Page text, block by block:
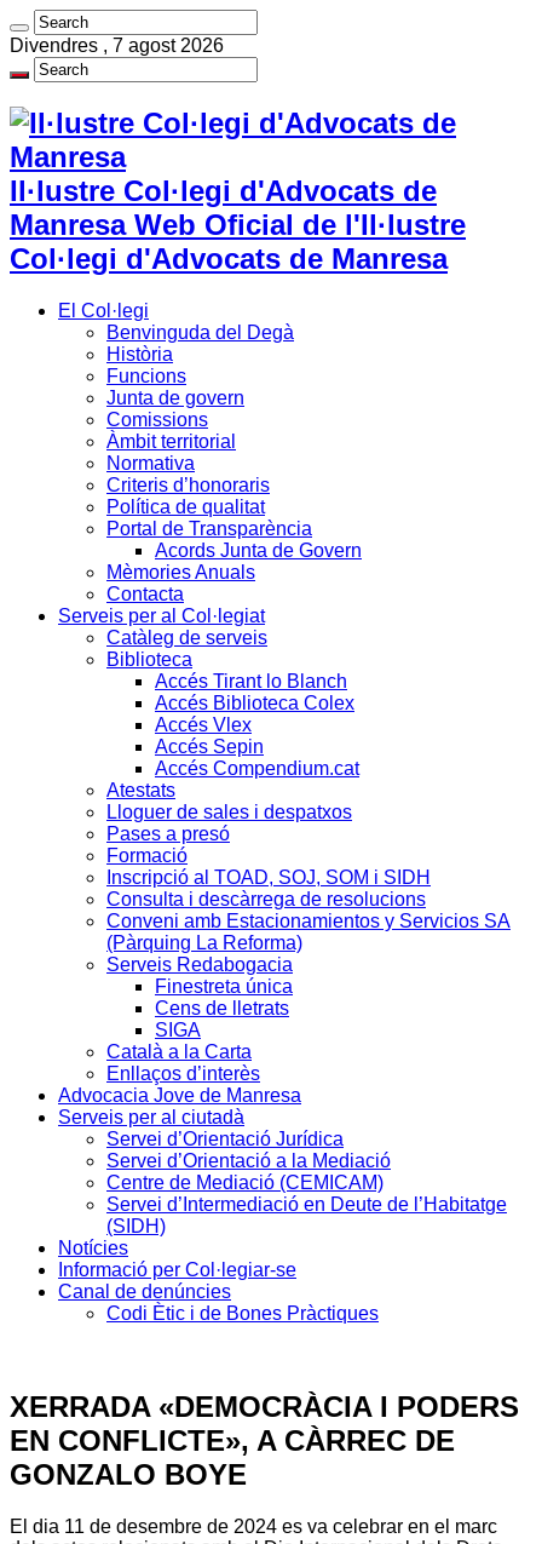
Divendres , 7 agost 2026
Il·lustre Col·legi d'Advocats de
Manresa Web Oficial de l'Il·lustre
Col·legi d'Advocats de Manresa
El Col·legi
Benvinguda del Degà
Història
Funcions
Junta de govern
Comissions
Àmbit territorial
Normativa
Criteris d’honoraris
Política de qualitat
Portal de Transparència
Acords Junta de Govern
Mèmories Anuals
Contacta
Serveis per al Col·legiat
Catàleg de serveis
Biblioteca
Accés Tirant lo Blanch
Accés Biblioteca Colex
Accés Vlex
Accés Sepin
Accés Compendium.cat
Atestats
Lloguer de sales i despatxos
Pases a presó
Formació
Inscripció al TOAD, SOJ, SOM i SIDH
Consulta i descàrrega de resolucions
Conveni amb Estacionamientos y Servicios SA
(Pàrquing La Reforma)
Serveis Redabogacia
Finestreta única
Cens de lletrats
SIGA
Català a la Carta
Enllaços d’interès
Advocacia Jove de Manresa
Serveis per al ciutadà
Servei d’Orientació Jurídica
Servei d’Orientació a la Mediació
Centre de Mediació (CEMICAM)
Servei d’Intermediació en Deute de l’Habitatge
(SIDH)
Notícies
Informació per Col·legiar-se
Canal de denúncies
Codi Ètic i de Bones Pràctiques
XERRADA «DEMOCRÀCIA I PODERS
EN CONFLICTE», A CÀRREC DE
GONZALO BOYE
El dia 11 de desembre de 2024 es va celebrar en el marc